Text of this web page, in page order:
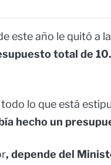
este año le quitó a
total de
lo que está
hecho un
, depende del